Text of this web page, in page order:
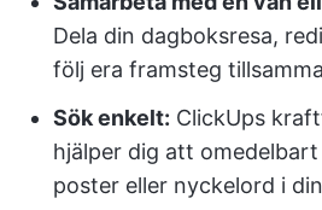
Dela din dagboksresa,
följ era framsteg
Sök enkelt: ClickUps
hjälper dig att
poster eller nyckelord i